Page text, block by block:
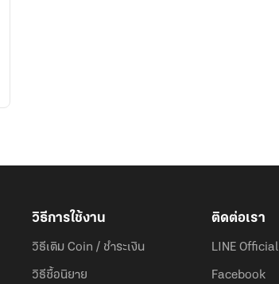
วิธีการใช้งาน
วิธีเติม Coin / ชำระเงิน
วิธีซื้อนิยาย
ติดต่อเรา
LINE Official
Facebook